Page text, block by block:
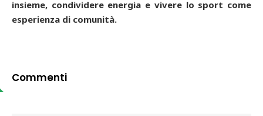
insieme, condividere energia e vivere lo sport come
esperienza di comunità.
Commenti